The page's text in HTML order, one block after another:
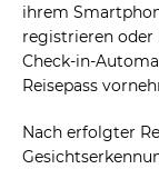
ihrem
registrieren
Check-in-
Reisepass
Nach erfolgter